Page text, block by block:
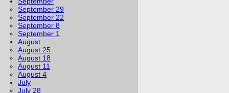
September 29
September 22
September 8
September 1
August
August 25
August 18
August 11
August 4
July
July 28